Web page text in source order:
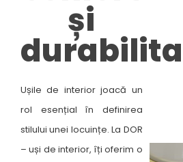
și
Ușile de interior joacă un
rol esențial în definirea
stilului unei locuințe. La DOR
– uși de interior, îți oferim o